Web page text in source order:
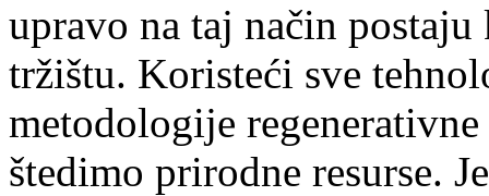
upravo na taj način
tržištu. Koristeći sve
metodologije
štedimo prirodne resurse.